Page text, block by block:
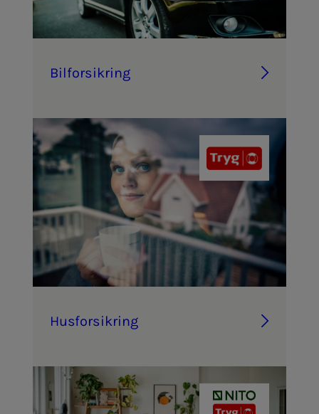
Bil­­­for­­­sik­ring
Hus­­­for­­­sik­ring